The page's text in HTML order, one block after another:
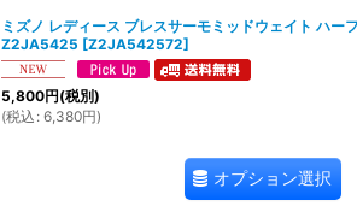
ミズノ レディース ブレスサーモミッドウェイト ハー
Z2JA5425 [Z2JA542572]
5,800円(税別)
(税込 : 6,380円)
オプション選択